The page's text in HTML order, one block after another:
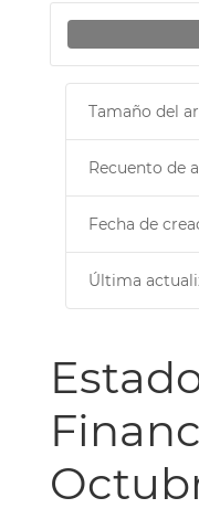
Tamaño del
Recuento de
Fecha de
Última